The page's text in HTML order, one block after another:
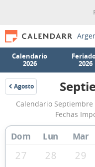
Calendario
2026
2026
Agosto
1961
Calendario Septiembre
Fechas
Dom Lun Mar
27 28 29